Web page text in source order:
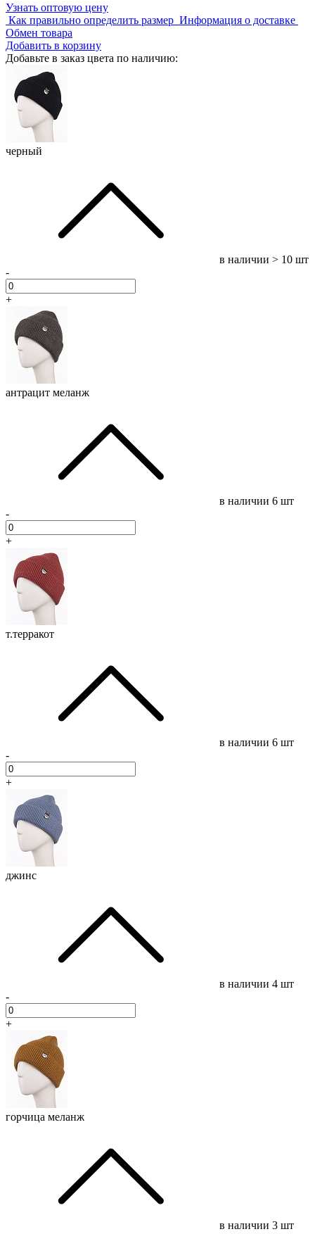
Узнать оптовую цену
Как правильно определить размер Информация о доставке
Обмен товара
Добавить в корзину
Добавьте в заказ цвета по наличию:
черный
в наличии > 10 шт
-
+
антрацит меланж
в наличии 6 шт
-
+
т.терракот
в наличии 6 шт
-
+
джинс
в наличии 4 шт
-
+
горчица меланж
в наличии 3 шт